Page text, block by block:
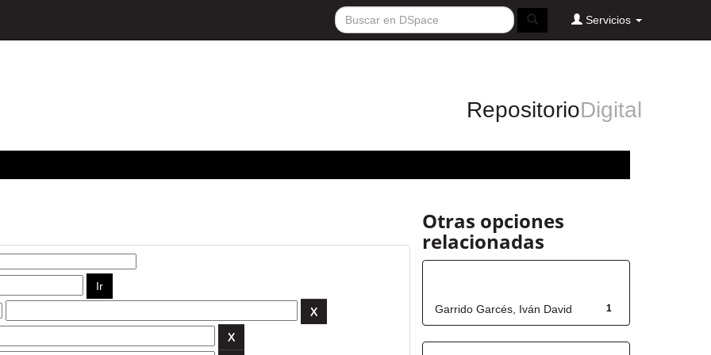
Servicios
RepositorioDigital
Otras opciones
relacionadas
1
Garrido Garcés, Iván David